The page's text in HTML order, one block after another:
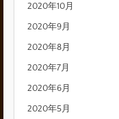
2020年10月
2020年9月
2020年8月
2020年7月
2020年6月
2020年5月